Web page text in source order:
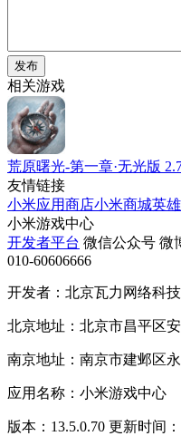
发布
相关游戏
荒原曙光-第一章·无光版
友情链接
小米应用商店小米商城英
小米游戏中心
开发者平台 微信公众号 微
010-60606666
开发者：北京瓦力网络科
北京地址：北京市昌平区
南京地址：南京市建邺区
应用名称：小米游戏中心
版本：13.5.0.70 更新时间